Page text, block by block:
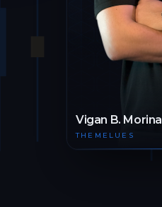
Vigan B. Morina
THEMELUES